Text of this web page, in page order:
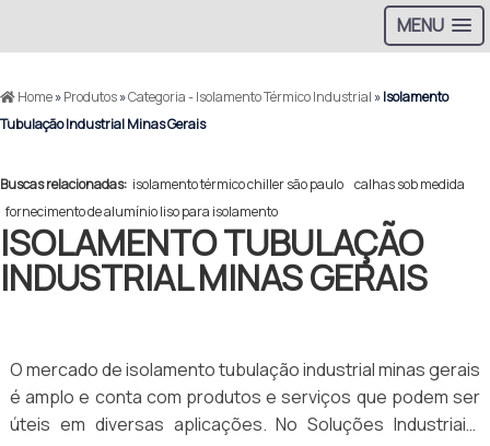
MENU
Home»Produtos»Categoria - Isolamento Térmico Industrial »Isolamento
Tubulação Industrial Minas Gerais
Buscas relacionadas: isolamento térmico chiller são paulo calhas sob medida
fornecimento de alumínio liso para isolamento
ISOLAMENTO TUBULAÇÃO
INDUSTRIAL MINAS GERAIS
O mercado de isolamento tubulação industrial minas gerais
é amplo e conta com produtos e serviços que podem ser
úteis em diversas aplicações. No Soluções Industriais,